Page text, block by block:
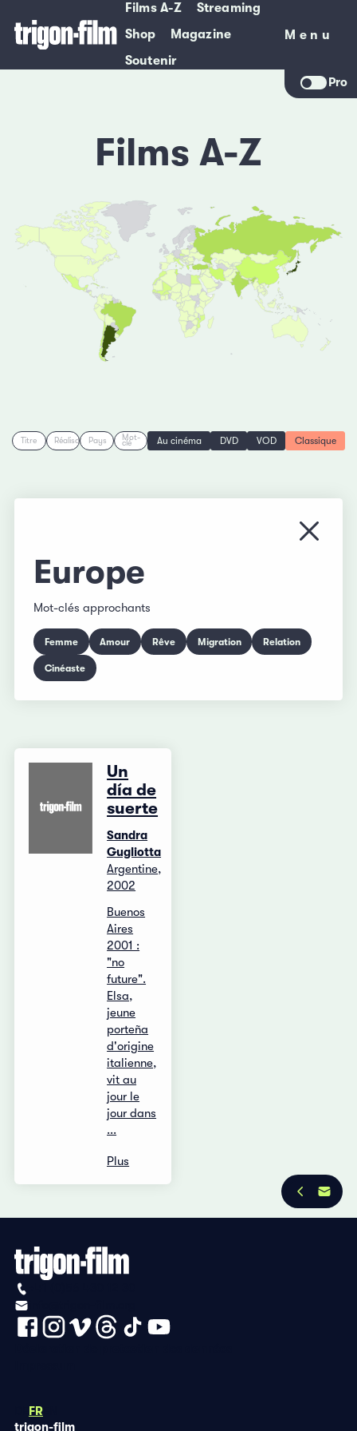
Films A-Z
Streaming
Shop
Magazine
Soutenir
Menu
Menu
Pro
Films A-Z
Titre RéalisationPays Mot-
clé Au cinéma DVD VOD Classique
Europe
Mot-clés approchants
Femme Amour Rêve Migration Relation
Cinéaste
Un
día de
suerte
Sandra
Gugliotta
Argentine,
2002
Buenos
Aires
2001 :
"no
future".
Elsa,
jeune
porteña
d'origine
italienne,
vit au
jour le
jour dans
...
Plus
FR
trigon-film